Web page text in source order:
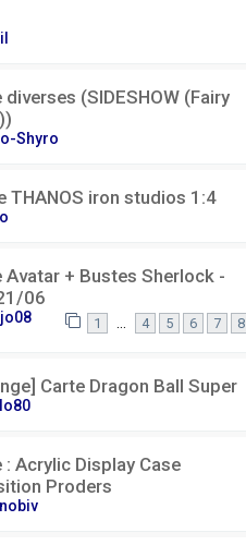
diverses (SIDESHOW (Fairy
Shyro
THANOS iron studios 1:4
Avatar + Bustes Sherlock -
06
1 4 5 6 7 8
Carte Dragon Ball Super
: Acrylic Display Case
Proders